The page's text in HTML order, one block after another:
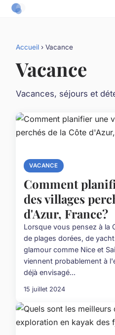
Accueil › Vacance
Vacance
Vacances, séjours et
VACANCE
Comment
des villages
d'Azur, France?
Lorsque vous pensez à la
de plages dorées, de
glamour comme Nice et
viennent probablement à
déjà envisagé...
15 juillet 2024